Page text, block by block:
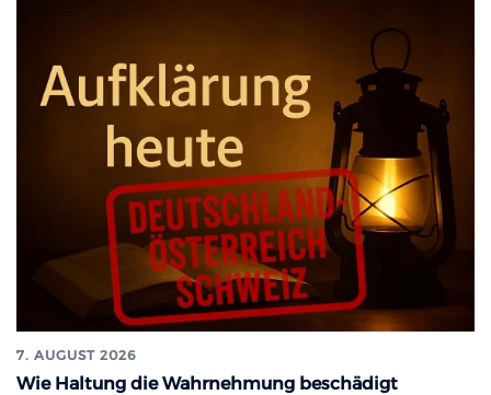
7. AUGUST 2026
Wie Haltung die Wahrnehmung beschädigt